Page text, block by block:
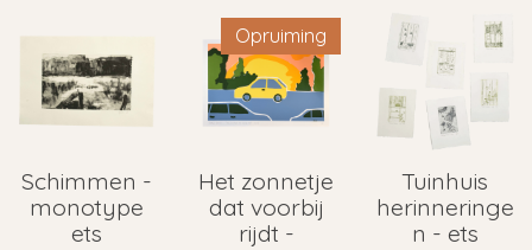
Schimmen -
monotype
ets
Opruiming
Het zonnetje
dat voorbij
rijdt -
Tuinhuis
herinneringe
n - ets